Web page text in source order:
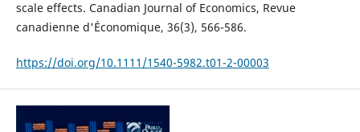
scale effects. Canadian Journal of Economics, Revue
canadienne d'Économique, 36(3), 566-586.
https://doi.org/10.1111/1540-5982.t01-2-00003